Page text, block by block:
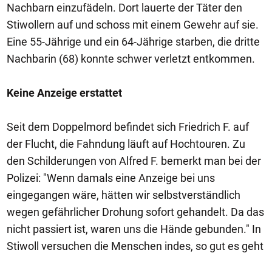
Nachbarn einzufädeln. Dort lauerte der Täter den
Stiwollern auf und schoss mit einem Gewehr auf sie.
Eine 55-Jährige und ein 64-Jährige starben, die dritte
Nachbarin (68) konnte schwer verletzt entkommen.
Keine Anzeige erstattet
Seit dem Doppelmord befindet sich Friedrich F. auf
der Flucht, die Fahndung läuft auf Hochtouren. Zu
den Schilderungen von Alfred F. bemerkt man bei der
Polizei: "Wenn damals eine Anzeige bei uns
eingegangen wäre, hätten wir selbstverständlich
wegen gefährlicher Drohung sofort gehandelt. Da das
nicht passiert ist, waren uns die Hände gebunden." In
Stiwoll versuchen die Menschen indes, so gut es geht